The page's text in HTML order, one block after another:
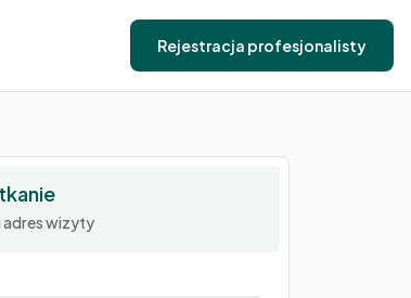
Rejestracja profesjonalisty
adres wizyty